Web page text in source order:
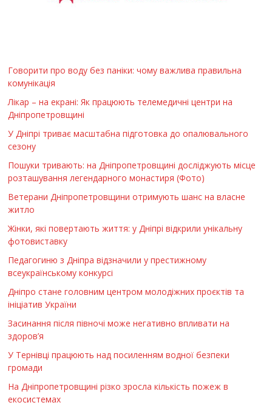
Говорити про воду без паніки: чому важлива правильна
комунікація
Лікар – на екрані: Як працюють телемедичні центри на
Дніпропетровщині
У Дніпрі триває масштабна підготовка до опалювального
сезону
Пошуки тривають: на Дніпропетровщині досліджують місце
розташування легендарного монастиря (Фото)
Ветерани Дніпропетровщини отримують шанс на власне
житло
Жінки, які повертають життя: у Дніпрі відкрили унікальну
фотовиставку
Педагогиню з Дніпра відзначили у престижному
всеукраїнському конкурсі
Дніпро стане головним центром молодіжних проєктів та
ініціатив України
Засинання після півночі може негативно впливати на
здоров’я
У Тернівці працюють над посиленням водної безпеки
громади
На Дніпропетровщині різко зросла кількість пожеж в
екосистемах